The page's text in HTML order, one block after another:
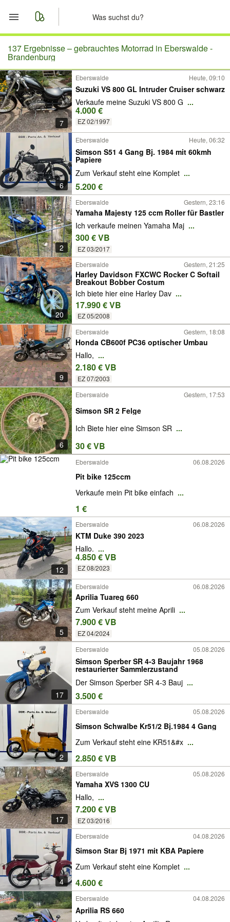
Start
Merkliste
Nachrichten
Anzeige aufgeben
137 Ergebnisse –gebrauchtes Motorrad in Eberswalde -
Brandenburg
7
Eberswalde Heute, 09:10
Suzuki VS 800 GL Intruder Cruiser schwarz
Verkaufe meine Suzuki VS 800 G ...
4.000 €
EZ 02/1997
6
Eberswalde Heute, 06:32
Simson S51 4 Gang Bj. 1984 mit 60kmh
Papiere
Zum Verkauf steht eine Komplet ...
5.200 €
2
Eberswalde Gestern, 23:16
Yamaha Majesty 125 ccm Roller für Bastler
Ich verkaufe meinen Yamaha Maj ...
300 € VB
EZ 03/2017
20
Eberswalde Gestern, 21:25
Harley Davidson FXCWC Rocker C Softail
Breakout Bobber Costum
Ich biete hier eine Harley Dav ...
17.990 € VB
EZ 05/2008
9
Eberswalde Gestern, 18:08
Honda CB600f PC36 optischer Umbau
Hallo, ...
2.180 € VB
EZ 07/2003
6
Eberswalde Gestern, 17:53
Simson SR 2 Felge
Ich Biete hier eine Simson SR ...
30 € VB
Eberswalde 06.08.2026
Pit bike 125ccm
Verkaufe mein Pit bike einfach ...
1 €
12
Eberswalde 06.08.2026
KTM Duke 390 2023
Hallo. ...
4.850 € VB
EZ 08/2023
5
Eberswalde 06.08.2026
Aprilia Tuareg 660
Zum Verkauf steht meine Aprili ...
7.900 € VB
EZ 04/2024
17
Eberswalde 05.08.2026
Simson Sperber SR 4-3 Baujahr 1968
restaurierter Sammlerzustand
Der Simson Sperber SR 4-3 Bauj ...
3.500 €
2
Eberswalde 05.08.2026
Simson Schwalbe Kr51/2 Bj.1984 4 Gang
Zum Verkauf steht eine KR51&#x ...
2.850 € VB
17
Eberswalde 05.08.2026
Yamaha XVS 1300 CU
Hallo, ...
7.200 € VB
EZ 03/2016
4
Eberswalde 04.08.2026
Simson Star Bj 1971 mit KBA Papiere
Zum Verkauf steht eine Komplet ...
4.600 €
Eberswalde 04.08.2026
Aprilia RS 660